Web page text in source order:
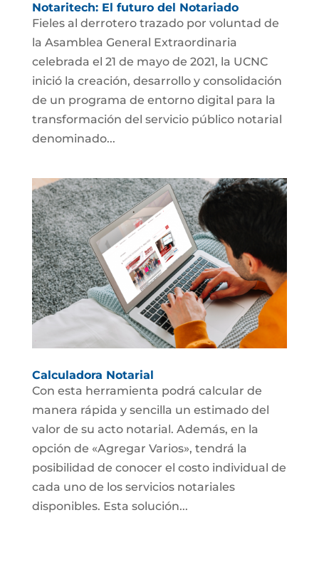
Notaritech: El futuro del Notariado
Fieles al derrotero trazado por voluntad de
la Asamblea General Extraordinaria
celebrada el 21 de mayo de 2021, la UCNC
inició la creación, desarrollo y consolidación
de un programa de entorno digital para la
transformación del servicio público notarial
denominado...
Calculadora Notarial
Con esta herramienta podrá calcular de
manera rápida y sencilla un estimado del
valor de su acto notarial. Además, en la
opción de «Agregar Varios», tendrá la
posibilidad de conocer el costo individual de
cada uno de los servicios notariales
disponibles. Esta solución...